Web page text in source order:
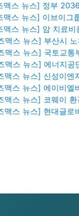
맥스 뉴스] 정부
맥스 뉴스] 이브이그
맥스 뉴스] 암 치료
맥스 뉴스] 부산시
맥스 뉴스] 국토교
맥스 뉴스] 에너지
맥스 뉴스] 신성이엔
맥스 뉴스] 에이비엘
맥스 뉴스] 코웨이
맥스 뉴스] 현대글로